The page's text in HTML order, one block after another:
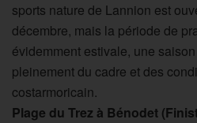
sports nature de Lannion est
décembre, mais la période de
évidemment estivale, une
pleinement du cadre et des
costarmoricain.
Plage du Trez à Bénodet